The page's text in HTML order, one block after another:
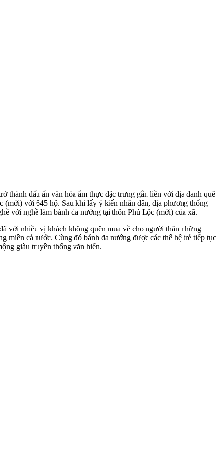
thành dấu ấn văn hóa ẩm thực đặc trưng gắn liền với địa danh quê
(mới) với 645 hộ. Sau khi lấy ý kiến nhân dân, địa phương thống
với nghề làm bánh đa nướng tại thôn Phú Lộc (mới) của xã.
với nhiều vị khách không quên mua về cho người thân những
miền cả nước. Cùng đó bánh đa nướng được các thế hệ trẻ tiếp tục
giàu truyền thống văn hiến.